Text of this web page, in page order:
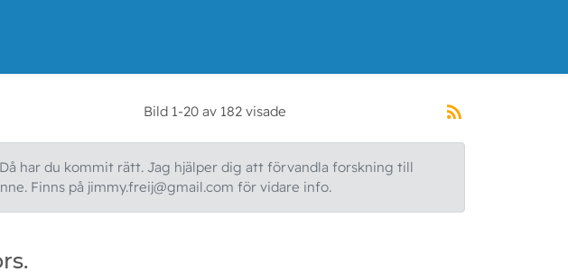
Bild 1-20 av 182 visade
har du kommit rätt. Jag hjälper dig att förvandla forskning till
Finns på jimmy.freij@gmail.com för vidare info.